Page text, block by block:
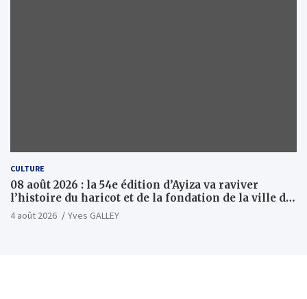
CULTURE
08 août 2026 : la 54e édition d’Ayiza va raviver
l’histoire du haricot et de la fondation de la ville de
Tsévié
4 août 2026 Yves GALLEY